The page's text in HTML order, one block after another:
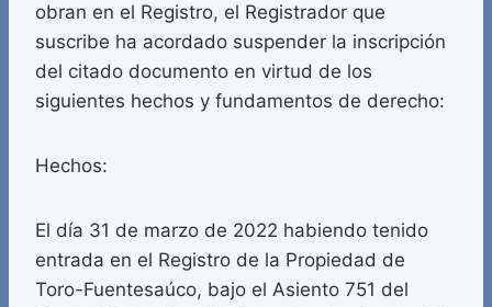
obran en el Registro, el Registrador que
suscribe ha acordado suspender la inscripción
del citado documento en virtud de los
siguientes hechos y fundamentos de derecho:
Hechos:
El día 31 de marzo de 2022 habiendo tenido
entrada en el Registro de la Propiedad de
Toro-Fuentesaúco, bajo el Asiento 751 del